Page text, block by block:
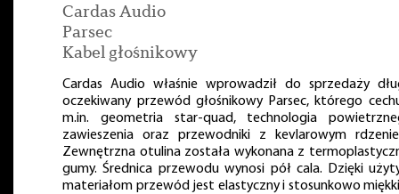
Cardas Audio
Parsec
Kabel głośnikowy
Cardas Audio właśnie wprowadził do sprzedaży
oczekiwany przewód głośnikowy Parsec, którego
m.in. geometria star-quad, technologia
zawieszenia oraz przewodniki z kevlarowym
Zewnętrzna otulina została wykonana z
gumy. Średnica przewodu wynosi pół cala. Dzięki
materiałom przewód jest elastyczny i stosunkowo